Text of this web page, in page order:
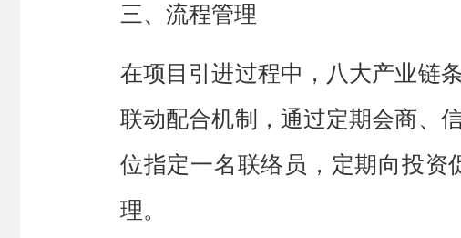
三、 流程管理
在项目引进过程中， 八大产业链
联动配合机制，通过定期会商、
位指定一名联络员，定期向投资
理。